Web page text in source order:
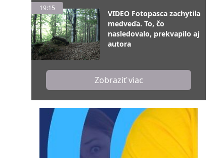
19:15
VIDEO Fotopasca zachytila
medveďa. To, čo
nasledovalo, prekvapilo aj
autora
Zobraziť viac